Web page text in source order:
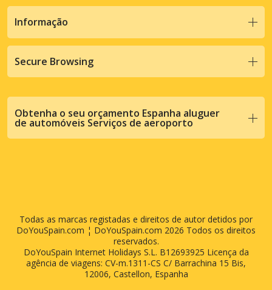
Informação
Secure Browsing
Obtenha o seu orçamento Espanha aluguer
de automóveis Serviços de aeroporto
Todas as marcas registadas e direitos de autor detidos por
DoYouSpain.com ¦ DoYouSpain.com 2026 Todos os direitos
reservados.
DoYouSpain Internet Holidays S.L. B12693925 Licença da
agência de viagens: CV-m.1311-CS C/ Barrachina 15 Bis,
12006, Castellon, Espanha